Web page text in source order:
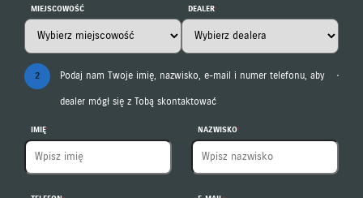
MIEJSCOWOŚĆ DEALER
2
Podaj nam Twoje imię, nazwisko, e-mail i numer telefonu, aby
dealer mógł się z Tobą skontaktować
IMIĘ NAZWISKO